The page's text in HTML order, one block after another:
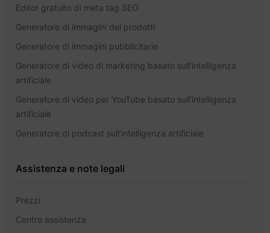
Editor gratuito di meta tag SEO
Generatore di immagini dei prodotti
Generatore di immagini pubblicitarie
Generatore di video di marketing basato sull'intelligenza
artificiale
Generatore di video per YouTube basato sull'intelligenza
artificiale
Generatore di podcast sull'intelligenza artificiale
Assistenza e note legali
Prezzi
Centro assistenza